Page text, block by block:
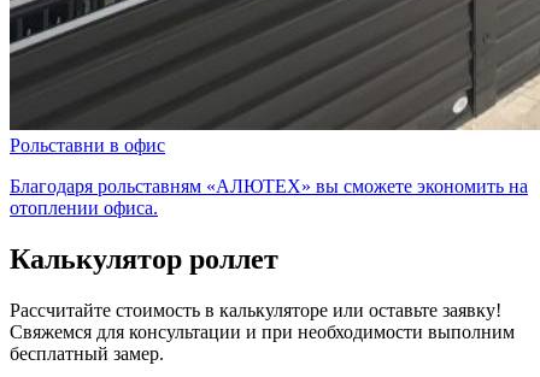
Рольставни в офис
Благодаря рольставням «АЛЮТЕХ» вы сможете экономить на
отоплении офиса.
Калькулятор роллет
Рассчитайте стоимость в калькуляторе или оставьте заявку!
Свяжемся для консультации и при необходимости выполним
бесплатный замер.